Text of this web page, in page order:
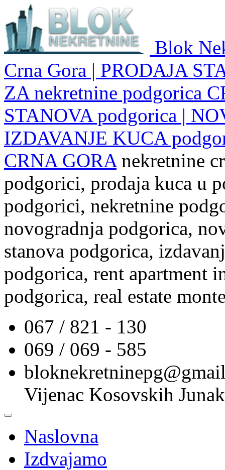
Blok
Crna Gora | PRODAJA
ZA nekretnine podgorica
STANOVA podgorica |
IZDAVANJE KUCA
CRNA GORA nekretnine
podgorici, prodaja kuca u
podgorici, nekretnine
novogradnja podgorica,
stanova podgorica,
podgorica, rent apartment
podgorica, real estate
067 / 821 - 130
069 / 069 - 585
Vijenac Kosovskih
Naslovna
Izdvajamo